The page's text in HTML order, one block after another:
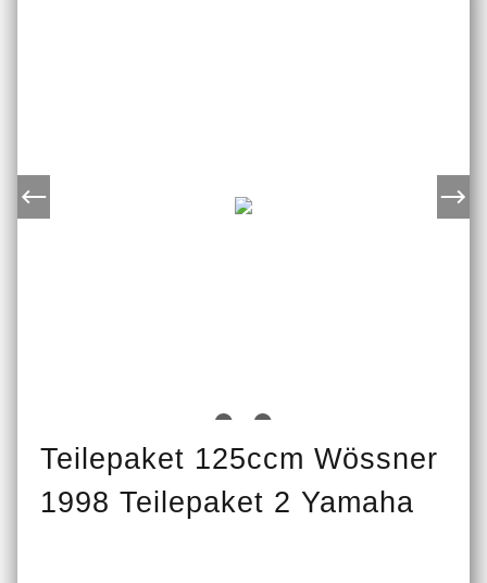
Teilepaket 125ccm Wössner
1998 Teilepaket 2 Yamaha